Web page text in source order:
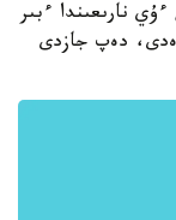
ءۇي نارىعىندا ءبىر
دەپ جازدى